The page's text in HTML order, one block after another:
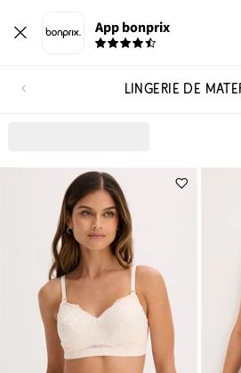
App bonprix
LINGERIE DE